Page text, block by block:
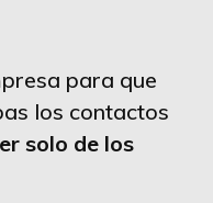
para que
los contactos
solo de los